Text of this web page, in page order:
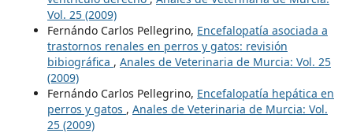
Vol. 25 (2009)
Fernándo Carlos Pellegrino, Encefalopatía asociada a
trastornos renales en perros y gatos: revisión
bibiográfica , Anales de Veterinaria de Murcia: Vol. 25
(2009)
Fernándo Carlos Pellegrino, Encefalopatía hepática en
perros y gatos , Anales de Veterinaria de Murcia: Vol.
25 (2009)